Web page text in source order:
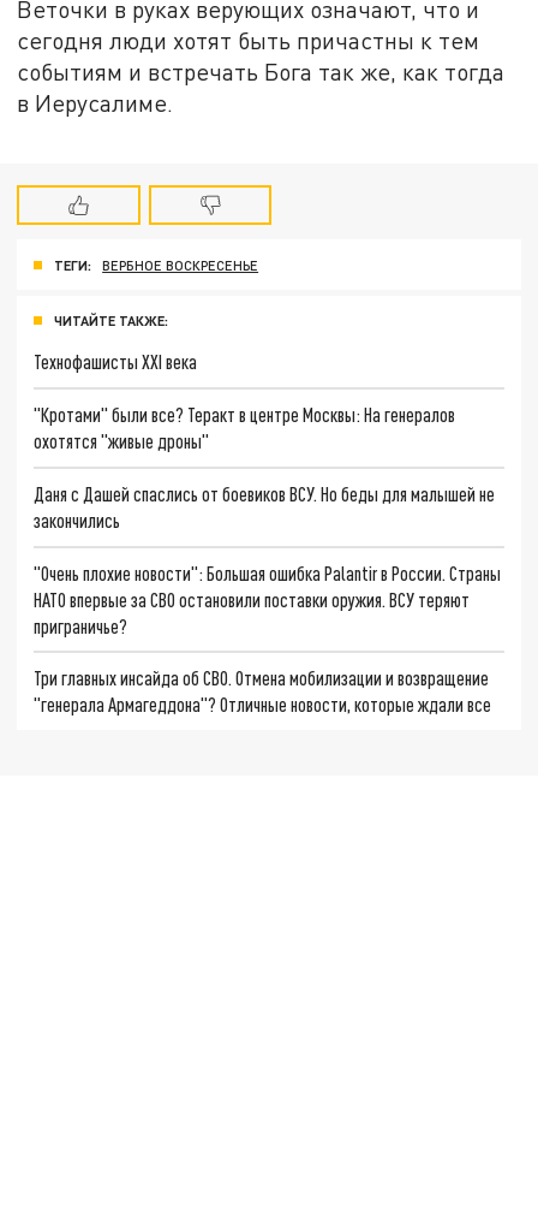
Веточки в руках верующих означают, что и
сегодня люди хотят быть причастны к тем
событиям и встречать Бога так же, как тогда
в Иерусалиме.
ТЕГИ: ВЕРБНОЕ ВОСКРЕСЕНЬЕ
ЧИТАЙТЕ ТАКЖЕ:
Технофашисты XXI века
"Кротами" были все? Теракт в центре Москвы: На генералов
охотятся "живые дроны"
Даня с Дашей спаслись от боевиков ВСУ. Но беды для малышей не
закончились
"Очень плохие новости": Большая ошибка Palantir в России. Страны
НАТО впервые за СВО остановили поставки оружия. ВСУ теряют
приграничье?
Три главных инсайда об СВО. Отмена мобилизации и возвращение
"генерала Армагеддона"? Отличные новости, которые ждали все